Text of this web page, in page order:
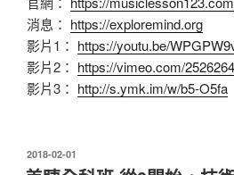
消息： https://exploremind.org
影片1： https://youtu.be/
影片2： https://vimeo.com/
影片3： http://s.ymk.im/w/b5-O5fa
發
佈
2018-02-01